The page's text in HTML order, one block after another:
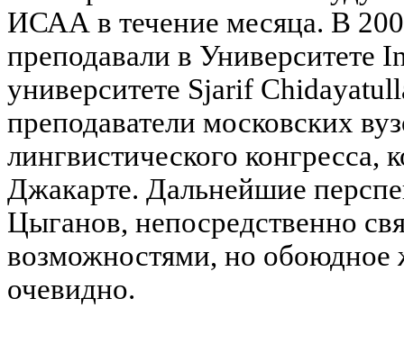
ИСАА в течение месяца. В
преподавали в Университете
университете Sjarif
преподаватели московских
лингвистического конгресса,
Джакарте. Дальнейшие
Цыганов, непосредственно
возможностями, но обоюдное
очевидно.